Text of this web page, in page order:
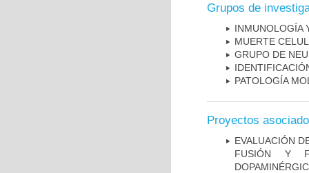
Grupos de
INMUNOLOGÍA
MUERTE
GRUPO DE
PATOLOGÍA
Proyectos
EVALUACIÓN
FUSIÓN Y